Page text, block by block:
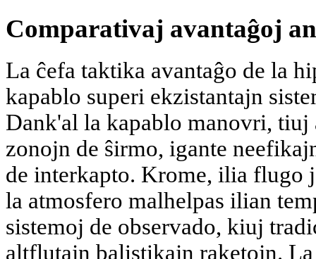
Comparativaj avantaĝoj
La ĉefa taktika avantaĝo de la
kapablo superi ekzistantajn
Dank'al la kapablo manovri,
zonojn de ŝirmo, igante
de interkapto. Krome, ilia flugo
la atmosfero malhelpas ilian
sistemoj de observado, kiuj
altflutajn balistikajn raketojn.